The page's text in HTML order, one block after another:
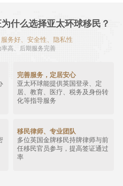
什么选择亚太环球移民？
务好、安全性、隐私性
率高、后期服务完善
完善服务，定居安心
亚太环球能提供英国登录、定
居、教育、医疗、税务及身份转
化等指导服务
移民律师、专业团队
多位英国金牌移民持牌律师与前
任移民官员参与，提高签证通过
率